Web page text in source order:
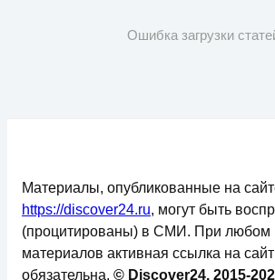
Ошибка загрузки
Материалы, опубликованные на
https://discover24.ru, могут быть
(процитированы) в СМИ. При любом
материалов активная ссылка на сайт
обязательна. © Discover24, 2015-